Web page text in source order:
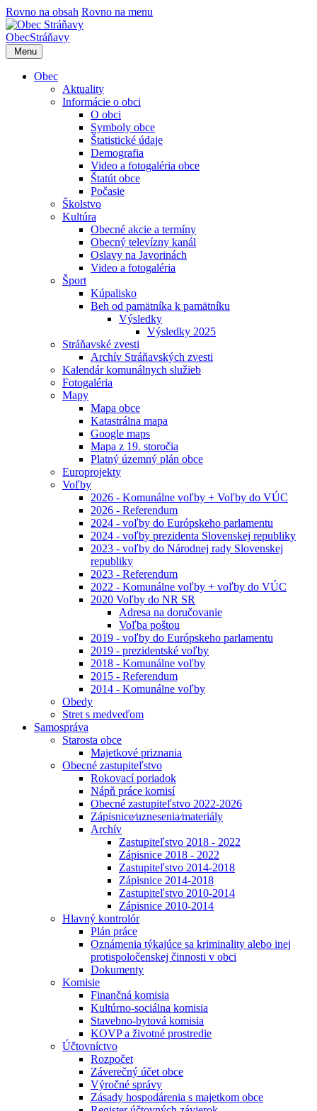
Rovno na obsah Rovno na menu
ObecStráňavy
Menu
Obec
Aktuality
Informácie o obci
O obci
Symboly obce
Štatistické údaje
Demografia
Video a fotogaléria obce
Štatút obce
Počasie
Školstvo
Kultúra
Obecné akcie a termíny
Obecný televízny kanál
Oslavy na Javorinách
Video a fotogaléria
Šport
Kúpalisko
Beh od pamätníka k pamätníku
Výsledky
Výsledky 2025
Stráňavské zvesti
Archív Stráňavských zvesti
Kalendár komunálnych služieb
Fotogaléria
Mapy
Mapa obce
Katastrálna mapa
Google maps
Mapa z 19. storočia
Platný územný plán obce
Europrojekty
Voľby
2026 - Komunálne voľby + Voľby do VÚC
2026 - Referendum
2024 - voľby do Európskeho parlamentu
2024 - voľby prezidenta Slovenskej republiky
2023 - voľby do Národnej rady Slovenskej
republiky
2023 - Referendum
2022 - Komunálne voľby + voľby do VÚC
2020 Voľby do NR SR
Adresa na doručovanie
Voľba poštou
2019 - voľby do Európskeho parlamentu
2019 - prezidentské voľby
2018 - Komunálne voľby
2015 - Referendum
2014 - Komunálne voľby
Obedy
Stret s medveďom
Samospráva
Starosta obce
Majetkové priznania
Obecné zastupiteľstvo
Rokovací poriadok
Nápň práce komisí
Obecné zastupiteľstvo 2022-2026
Zápisnice⁄uznesenia⁄materiály
Archív
Zastupiteľstvo 2018 - 2022
Zápisnice 2018 - 2022
Zastupiteľstvo 2014-2018
Zápisnice 2014-2018
Zastupiteľstvo 2010-2014
Zápisnice 2010-2014
Hlavný kontrolór
Plán práce
Oznámenia týkajúce sa kriminality alebo inej
protispoločenskej činnosti v obci
Dokumenty
Komisie
Finančná komisia
Kultúrno-sociálna komisia
Stavebno-bytová komisia
KOVP a životné prostredie
Účtovníctvo
Rozpočet
Záverečný účet obce
Výročné správy
Zásady hospodárenia s majetkom obce